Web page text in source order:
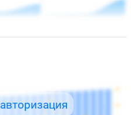
авторизация